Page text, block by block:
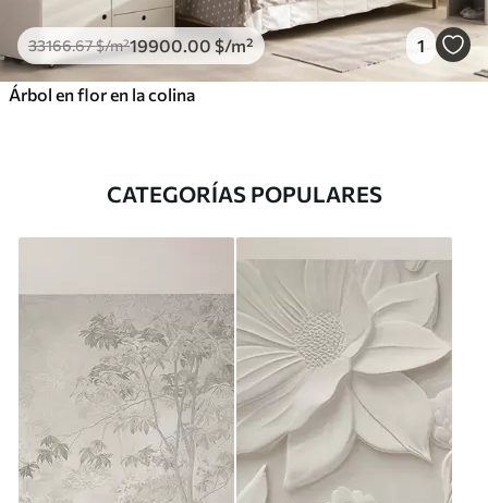
33166.67$/m²19900 .00 $/m² 1
Árbol en flor en la colina
CATEGORÍAS POPULARES